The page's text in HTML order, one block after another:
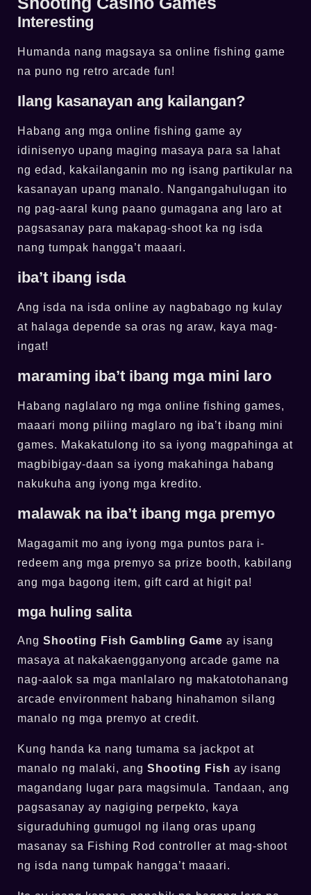
Interesting
Humanda nang magsaya sa online fishing game
na puno ng retro arcade fun!
Ilang kasanayan ang kailangan?
Habang ang mga online fishing game ay
idinisenyo upang maging masaya para sa lahat
ng edad, kakailanganin mo ng isang partikular na
kasanayan upang manalo. Nangangahulugan ito
ng pag-aaral kung paano gumagana ang laro at
pagsasanay para makapag-shoot ka ng isda
nang tumpak hangga’t maaari.
iba’t ibang isda
Ang isda na isda online ay nagbabago ng kulay
at halaga depende sa oras ng araw, kaya mag-
ingat!
maraming iba’t ibang mga mini laro
Habang naglalaro ng mga online fishing games,
maaari mong piliing maglaro ng iba’t ibang mini
games. Makakatulong ito sa iyong magpahinga at
magbibigay-daan sa iyong makahinga habang
nakukuha ang iyong mga kredito.
malawak na iba’t ibang mga premyo
Magagamit mo ang iyong mga puntos para i-
redeem ang mga premyo sa prize booth, kabilang
ang mga bagong item, gift card at higit pa!
mga huling salita
Ang Shooting Fish Gambling Game ay isang
masaya at nakakaengganyong arcade game na
nag-aalok sa mga manlalaro ng makatotohanang
arcade environment habang hinahamon silang
manalo ng mga premyo at credit.
Kung handa ka nang tumama sa jackpot at
manalo ng malaki, ang Shooting Fish ay isang
magandang lugar para magsimula. Tandaan, ang
pagsasanay ay nagiging perpekto, kaya
siguraduhing gumugol ng ilang oras upang
masanay sa Fishing Rod controller at mag-shoot
ng isda nang tumpak hangga’t maaari.